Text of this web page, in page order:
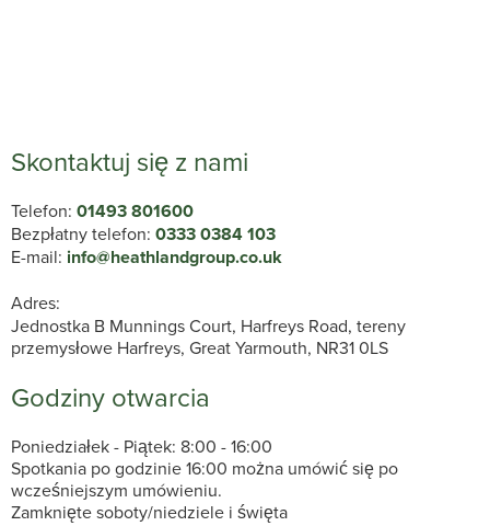
Skontaktuj się z nami
Telefon: 01493 801600
Bezpłatny telefon: 0333 0384 103
E-mail: info@heathlandgroup.co.uk
Adres:
Jednostka B Munnings Court, Harfreys Road, tereny
przemysłowe Harfreys, Great Yarmouth, NR31 0LS
Godziny otwarcia
Poniedziałek - Piątek: 8:00 - 16:00
Spotkania po godzinie 16:00 można umówić się po
wcześniejszym umówieniu.
Zamknięte soboty/niedziele i święta